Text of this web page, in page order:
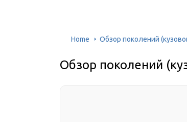
Home Обзор поколений
Обзор поколений